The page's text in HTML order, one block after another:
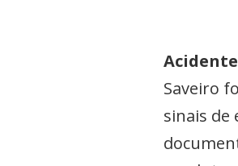
Saveiro
sinais de